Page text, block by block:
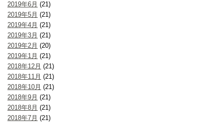
2019年6月 (21)
2019年5月 (21)
2019年4月 (21)
2019年3月 (21)
2019年2月 (20)
2019年1月 (21)
2018年12月 (21)
2018年11月 (21)
2018年10月 (21)
2018年9月 (21)
2018年8月 (21)
2018年7月 (21)